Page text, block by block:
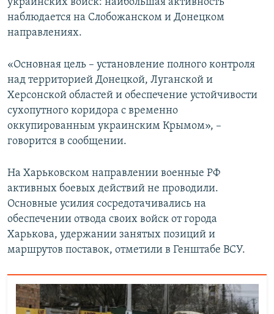
украинских войск: наибольшая активность
наблюдается на Слобожанском и Донецком
направлениях.
«Основная цель – установление полного контроля
над территорией Донецкой, Луганской и
Херсонской областей и обеспечение устойчивости
сухопутного коридора с временно
оккупированным украинским Крымом», –
говорится в сообщении.
На Харьковском направлении военные РФ
активных боевых действий не проводили.
Основные усилия сосредотачивались на
обеспечении отвода своих войск от города
Харькова, удержании занятых позиций и
маршрутов поставок, отметили в Генштабе ВСУ.